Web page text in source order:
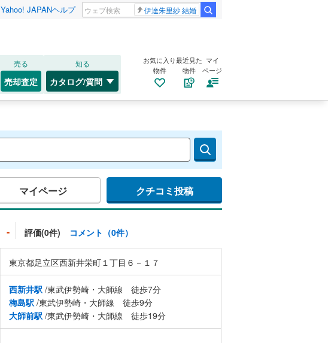
Yahoo! JAPANヘルプ 伊達朱里紗 結婚
売る
売却査定
知る
カタログ/質問
お気に入り
物件
最近見た
物件
マイ
ページ
マイページ クチコミ投稿
- 評価(0件) コメント（0件）
東京都足立区西新井栄町１丁目６－１７
西新井駅 /東武伊勢崎・大師線 徒歩7分
梅島駅 /東武伊勢崎・大師線 徒歩9分
大師前駅 /東武伊勢崎・大師線 徒歩19分